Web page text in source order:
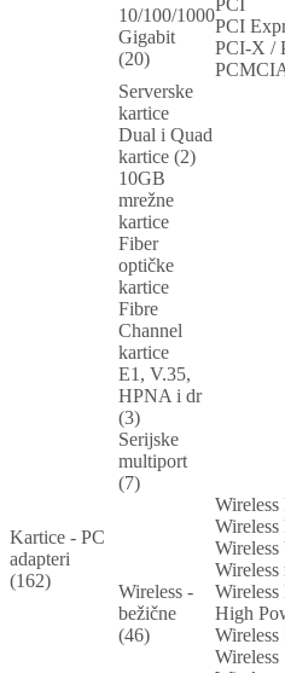
Kartice - PC
adapteri
(162)
10/100/1000
Gigabit
(20)
PCI
PCI
PCI-X /
Serverske
kartice
Dual i Quad
kartice (2)
10GB
mrežne
kartice
Fiber
optičke
kartice
Fibre
Channel
kartice
E1, V.35,
HPNA i dr
(3)
Serijske
multiport
(7)
Wireless -
bežične
(46)
Wireless
Wireless
High